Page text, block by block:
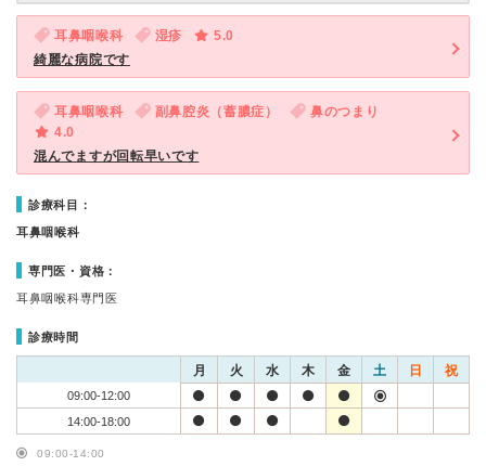
耳鼻咽喉科 湿疹
5.0
綺麗な病院です
耳鼻咽喉科 副鼻腔炎（蓄膿症）
鼻のつまり
4.0
混んでますが回転早いです
診療科目：
耳鼻咽喉科
専門医・資格：
耳鼻咽喉科専門医
診療時間
月 火 水 木 金 土 日 祝
09:00-12:00
14:00-18:00
09:00-14:00